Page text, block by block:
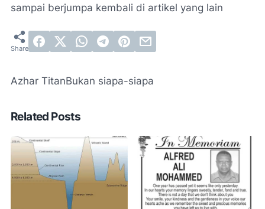
sampai berjumpa kembali di artikel yang lain
Azhar TitanBukan siapa-siapa
Related Posts